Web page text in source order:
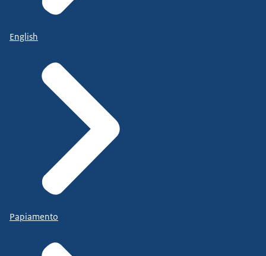
English
Papiamento